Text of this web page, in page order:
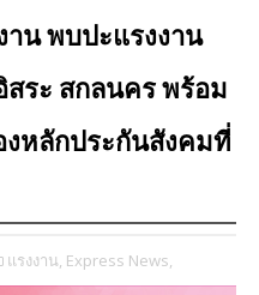
าน พบปะแรงงาน
ระ สกลนคร พร้อม
งหลักประกันสังคมที่
แรงงาน, Express News,